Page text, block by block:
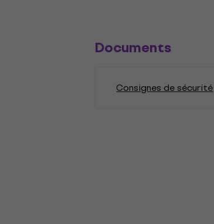
Documents
Consignes de sécurité